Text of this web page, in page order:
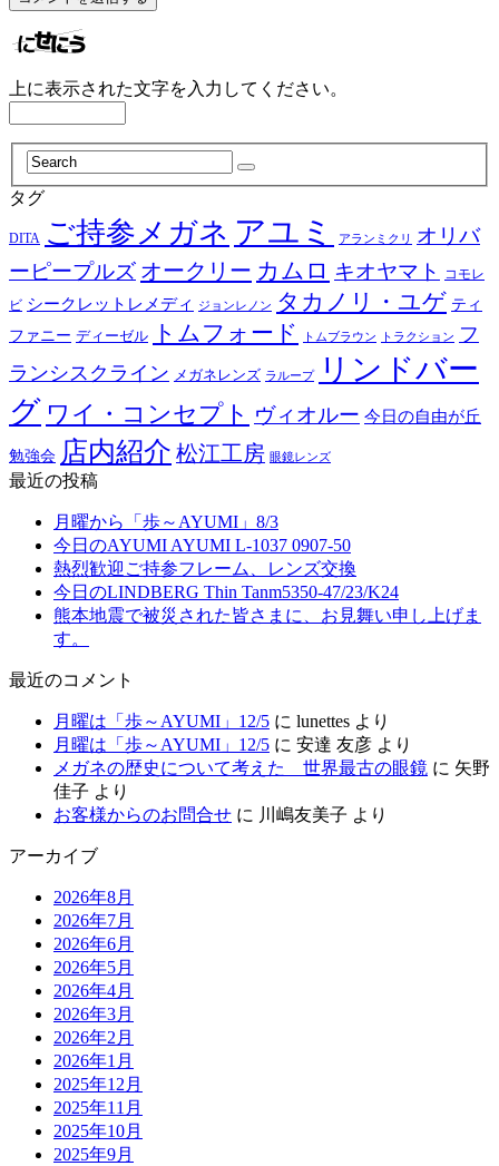
上に表示された文字を入力してください。
タグ
DITA ご持参メガネ アユミ アランミクリ
オリバ
ーピープルズ オークリー カムロ キオヤマト
コモレ
ビ シークレットレメディ ジョンレノン タカノリ・ユゲ ティ
ファニー ディーゼル トムフォード トムブラウン トラクション フ
ランシスクライン メガネレンズ ラループ
リンドバー
グ ワイ・コンセプト ヴィオルー 今日の自由が丘
勉強会 店内紹介 松江工房 眼鏡レンズ
最近の投稿
月曜から「歩～AYUMI」8/3
今日のAYUMI AYUMI L-1037 0907-50
熱烈歓迎ご持参フレーム、レンズ交換
今日のLINDBERG Thin Tanm5350-47/23/K24
熊本地震で被災された皆さまに、お見舞い申し上げま
す。
最近のコメント
月曜は「歩～AYUMI」12/5 に lunettes より
月曜は「歩～AYUMI」12/5 に 安達 友彦 より
メガネの歴史について考えた 世界最古の眼鏡 に 矢野
佳子 より
お客様からのお問合せ に 川嶋友美子 より
アーカイブ
2026年8月
2026年7月
2026年6月
2026年5月
2026年4月
2026年3月
2026年2月
2026年1月
2025年12月
2025年11月
2025年10月
2025年9月